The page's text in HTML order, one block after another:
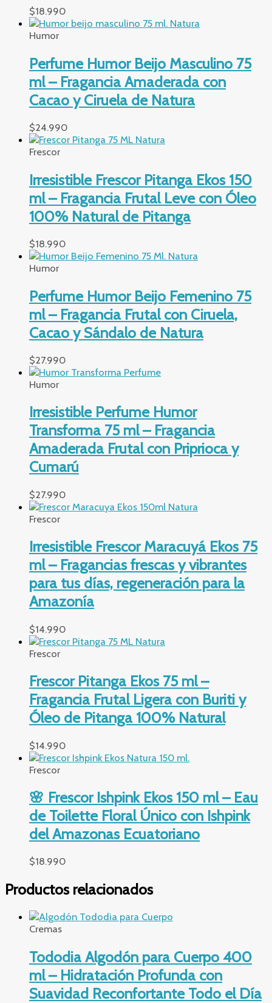
$18.990
Humor
Perfume Humor Beijo Masculino 75
ml – Fragancia Amaderada con
Cacao y Ciruela de Natura
$24.990
Frescor
Irresistible Frescor Pitanga Ekos 150
ml – Fragancia Frutal Leve con Óleo
100% Natural de Pitanga
$18.990
Humor
Perfume Humor Beijo Femenino 75
ml – Fragancia Frutal con Ciruela,
Cacao y Sándalo de Natura
$27.990
Humor
Irresistible Perfume Humor
Transforma 75 ml – Fragancia
Amaderada Frutal con Priprioca y
Cumarú
$27.990
Frescor
Irresistible Frescor Maracuyá Ekos 75
ml – Fragancias frescas y vibrantes
para tus días, regeneración para la
Amazonía
$14.990
Frescor
Frescor Pitanga Ekos 75 ml –
Fragancia Frutal Ligera con Buriti y
Óleo de Pitanga 100% Natural
$14.990
Frescor
🌸 Frescor Ishpink Ekos 150 ml – Eau
de Toilette Floral Único con Ishpink
del Amazonas Ecuatoriano
$18.990
Productos relacionados
Cremas
Tododia Algodón para Cuerpo 400
ml – Hidratación Profunda con
Suavidad Reconfortante Todo el Día